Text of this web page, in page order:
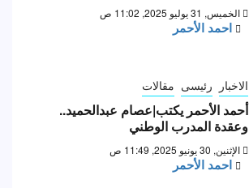
الخميس, 31 يوليو 2025, 11:02 ص
احمد الأحمر
الاخبار رئيسى مقالات
أحمد الأحمر يكتب|عصام عبدالحميد..
وعقدة المدرب الوطني
الإثنين, 30 يونيو 2025, 11:49 ص
احمد الأحمر